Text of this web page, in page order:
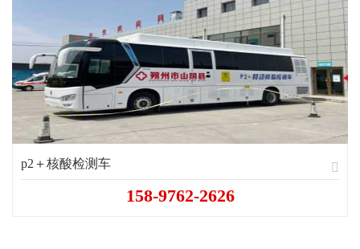
p2＋核酸检测车
158-9762-2626